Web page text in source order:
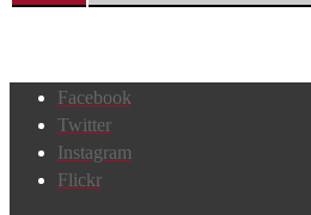
Facebook
Twitter
Instagram
Flickr